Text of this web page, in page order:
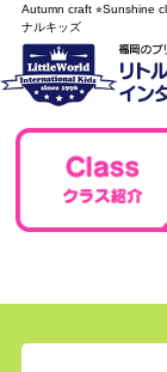
Autumn craft ⭐︎Sunshine
ナルキッズ